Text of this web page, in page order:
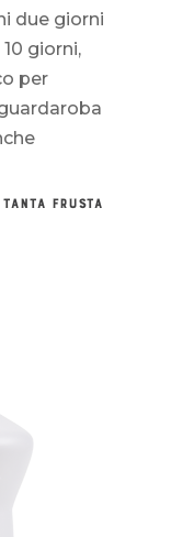
due giorni
giorni,
per
FRUSTA